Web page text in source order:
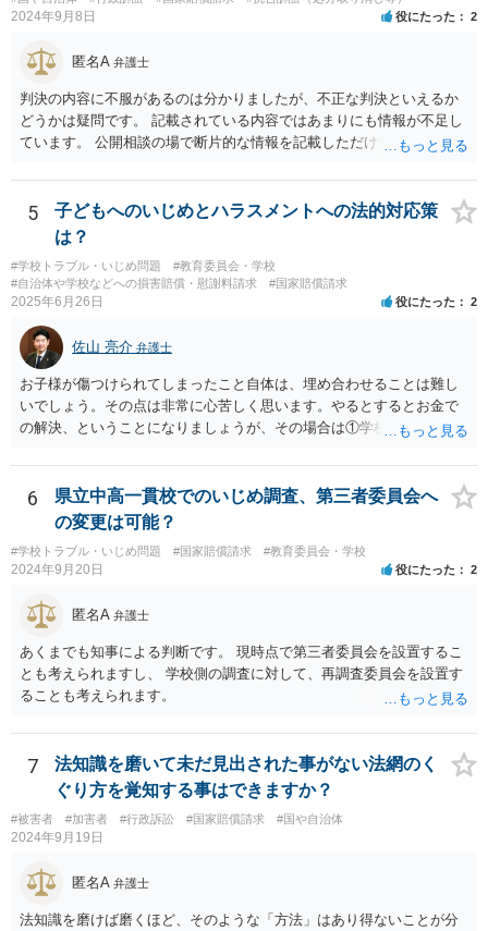
2024年9月8日 役にたった 2
匿名A 弁護士
判決の内容に不服があるのは分かりましたが、不正な判決といえるか
どうかは疑問です。 記載されている内容ではあまりにも情報が不足し
ています。 公開相談の場で断片的な情報を記載しただけでは判断が難
ます。
5
子どもへのいじめとハラスメントへの法的対応策
は？
#学校トラブル・いじめ問題
#教育委員会・学校
#自治体や学校などへの損害賠償・慰謝料請求
#国家賠償請求
2025年6月26日 役にたった 2
佐山 亮介 弁護士
お子様が傷つけられてしまったこと自体は、埋め合わせることは難し
いでしょう。その点は非常に心苦しく思います。やるとするとお金で
の解決、ということになりましょうが、その場合は①学校側のいじ
求をすること、②学校が公立学校ならば自治体に対する国家賠償請求
／私立学校ならば担任＋学校に対する損害賠償請求をすることが考え
られます。 ①については、保護者の監督義務が認められるかどうかが
焦点になるでしょう。
6
県立中高一貫校でのいじめ調査、第三者委員会へ
の変更は可能？
#学校トラブル・いじめ問題 #国家賠償請求 #教育委員会・学校
2024年9月20日 役にたった 2
匿名A 弁護士
あくまでも知事による判断です。 現時点で第三者委員会を設置するこ
とも考えられますし、 学校側の調査に対して、再調査委員会を設置す
ることも考えられます。
7
法知識を磨いて未だ見出された事がない法網のく
ぐり方を覚知する事はできますか？
#被害者 #加害者 #行政訴訟 #国家賠償請求 #国や自治体
2024年9月19日
匿名A 弁護士
法知識を磨けば磨くほど、そのような「方法」はあり得ないことが分